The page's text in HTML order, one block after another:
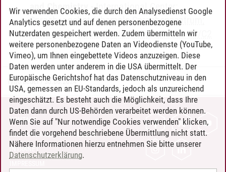
and Chemistry -International Center:
Sprachangebot (ehemals Sprachenzentrum;
ohne CPs)-Deutsch als Fremdsprache C1/C2
Timo Leder/30.06.2024
KONTAKT
LEUPHANA ALS ARBEITGEBER
INTRANET
Wir verwenden Cookies, die durch den Analysedienst Google
Analytics gesetzt und auf denen personenbezogene
Nutzerdaten gespeichert werden. Zudem übermitteln wir
weitere personenbezogene Daten an Videodienste (YouTube,
Vimeo), um Ihnen eingebettete Videos anzuzeigen. Diese
Daten werden unter anderem in die USA übermittelt. Der
Europäische Gerichtshof hat das Datenschutzniveau in den
USA, gemessen an EU-Standards, jedoch als unzureichend
eingeschätzt. Es besteht auch die Möglichkeit, dass Ihre
Daten dann durch US-Behörden verarbeitet werden können.
Wenn Sie auf "Nur notwendige Cookies verwenden" klicken,
findet die vorgehend beschriebene Übermittlung nicht statt.
Nähere Informationen hierzu entnehmen Sie bitte unserer
Datenschutzerklärung.